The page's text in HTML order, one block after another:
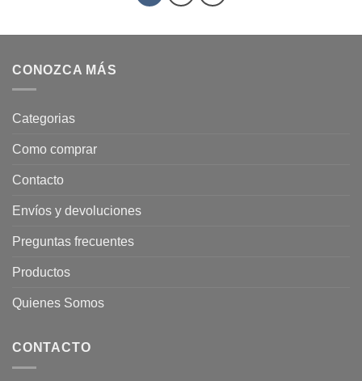
CONOZCA MÁS
Categorias
Como comprar
Contacto
Envíos y devoluciones
Preguntas frecuentes
Productos
Quienes Somos
CONTACTO